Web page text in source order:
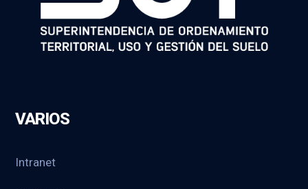
VARIOS
Intranet